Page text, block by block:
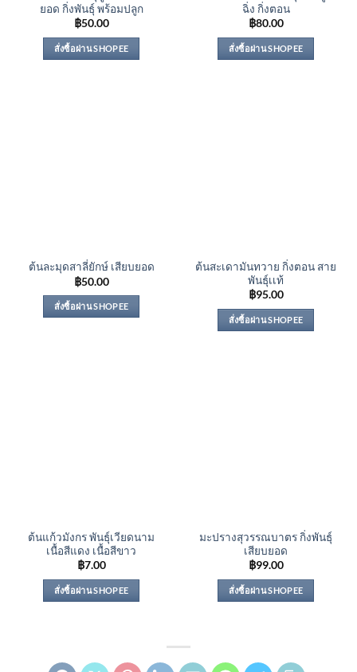
ยอด กิ่งพันธุ์ พร้อมปลูก
฿50.00
สั่งซื้อผ่าน SHOPEE
ฉิ่ง กิ่งตอน
฿80.00
สั่งซื้อผ่าน SHOPEE
ต้นละมุดสาลี่ยักษ์ เสียบยอด
฿50.00
สั่งซื้อผ่าน SHOPEE
ต้นสะเดามันทวาย กิ่งตอน สาย
พันธุ์เเท้
฿95.00
สั่งซื้อผ่าน SHOPEE
ต้นแก้วมังกร พันธุ์เวียดนาม
เนื้อสีแดง เนื้อสีขาว
฿7.00
สั่งซื้อผ่าน SHOPEE
มะปรางสุวรรณบาตร กิ่งพันธุ์
เสียบยอด
฿99.00
สั่งซื้อผ่าน SHOPEE